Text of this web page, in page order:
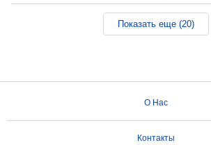
Показать еще (20)
О Нас
Контакты